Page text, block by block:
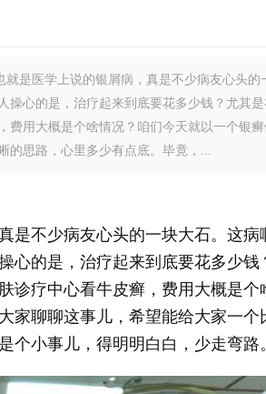
是医学上说的银屑病，真是不少病友心头的
操心的是，治疗起来到底要花多少钱？尤其
费用大概是个啥情况？咱们今天就以一个银
思路，心里多少有点底。毕竟，...
是不少病友心头的一块大石。这病
心的是，治疗起来到底要花多少钱
诊疗中心看牛皮癣，费用大概是个
家聊聊这事儿，希望能给大家一个
个小事儿，得明明白白，少走弯路。